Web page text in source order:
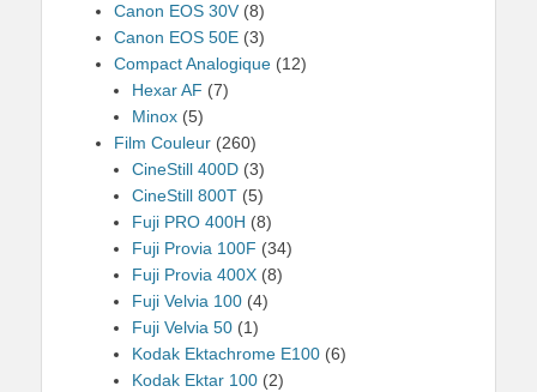
Canon EOS 30V (8)
Canon EOS 50E (3)
Compact Analogique (12)
Hexar AF (7)
Minox (5)
Film Couleur (260)
CineStill 400D (3)
CineStill 800T (5)
Fuji PRO 400H (8)
Fuji Provia 100F (34)
Fuji Provia 400X (8)
Fuji Velvia 100 (4)
Fuji Velvia 50 (1)
Kodak Ektachrome E100 (6)
Kodak Ektar 100 (2)